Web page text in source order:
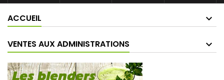
ACCUEIL
VENTES AUX ADMINISTRATIONS